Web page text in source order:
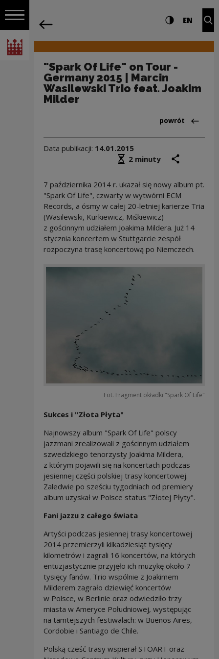
Włącz nawigację
Narodowe Centrum Kultury
Nawigacja Ustawienia i Wysoki
EN
"Spark Of Life" on Tour -
Germany 2015 | Marcin
Wasilewski Trio feat. Joakim
Milder
Powrót
powrót
Data publikacji: 14.01.2015
Średni czas czytania
2 minuty
7 października 2014 r. ukazał się nowy album pt.
"Spark Of Life", czwarty w wytwórni ECM
Records, a ósmy w całej 20-letniej karierze Tria
(Wasilewski, Kurkiewicz, Miśkiewicz)
z gościnnym udziałem Joakima Mildera. Już 14
stycznia koncertem w Stuttgarcie zespół
rozpoczyna trasę koncertową po Niemczech.
Fot. Fragment okładki "Spark Of Life"
Sukces i "Złota Płyta"
Najnowszy album "Spark Of Life" polscy
jazzmani zrealizowali z gościnnym udziałem
szwedzkiego tenorzysty Joakima Mildera,
z którym pojawili się na koncertach podczas
jesiennej części polskiej trasy koncertowej.
Zaledwie po sześciu tygodniach od premiery
album uzyskał w Polsce status "Złotej Płyty".
Fani jazzu z całego świata
Artyści podczas jesiennej trasy koncertowej
2014 przemierzyli kilkadziesiąt tysięcy
kilometrów i zagrali 16 koncertów, na których
entuzjastycznie przyjęło ich muzykę około 7
tysięcy fanów. Trio wspólnie z Joakimem
Milderem zagrało dziewięć koncertów
w Polsce, w Berlinie oraz odwiedziło trzy
miasta w Ameryce Południowej, występując
na tamtejszych festiwalach: w Buenos Aires,
Cordobie i Santiago de Chile.
Polską cześć trasy wspierał STOART oraz